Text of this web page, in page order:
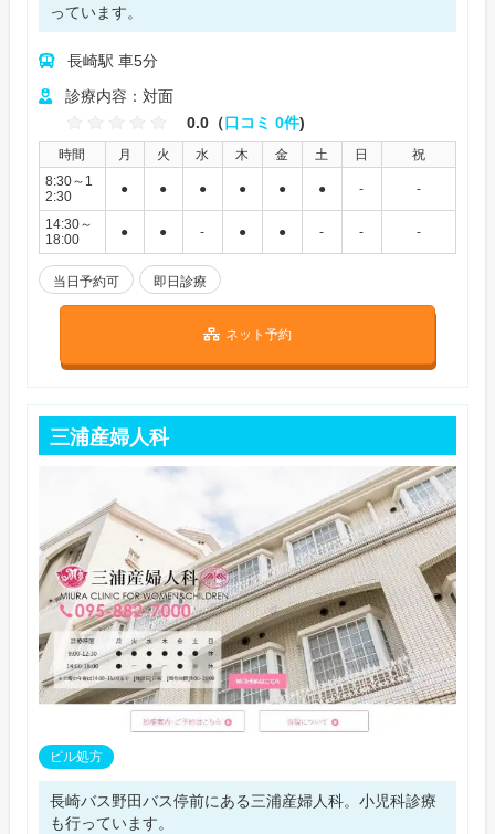
っています。
長崎駅 車5分
診療内容：対面
0.0（口コミ 0件)
時間 月 火 水 木 金 土 日
祝
8:30～1
2:30
● ● ● ● ● ● - -
14:30～
18:00
● ● - ● ● - - -
当日予約可 即日診療
ネット予約
三浦産婦人科
ピル処方
長崎バス野田バス停前にある三浦産婦人科。小児科診療
も行っています。